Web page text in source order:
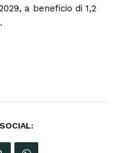
a beneficio di 1,2